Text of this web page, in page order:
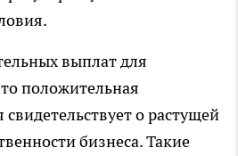
выплат для
положительная
о растущей
бизнеса. Такие